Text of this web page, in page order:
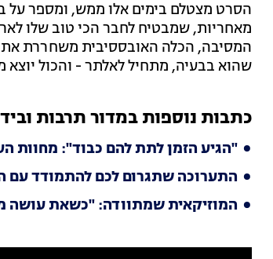
הסרט מצטלם בימים אלו ממש, ומספר על
מאחריות, שמבטיח לחבר הכי טוב שלו
המסיבה, הכלה האובססיבית משחררת את
שהוא בבעיה, מתחיל לאלתר - והכול יוצא
כתבות נוספות במדור תרבות
"הגיע הזמן לתת להם כבוד": מחוות
התערוכה שתגרום לכם להתמודד
המוזיקאית שמתוודה: "כשאת עושה